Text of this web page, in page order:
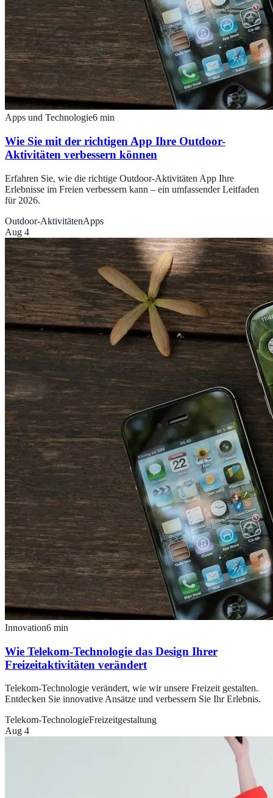
Apps und Technologie6 min
Wie Sie mit der richtigen App Ihre Outdoor-
Aktivitäten verbessern können
Erfahren Sie, wie die richtige Outdoor-Aktivitäten App Ihre
Erlebnisse im Freien verbessern kann – ein umfassender Leitfaden
für 2026.
Outdoor-AktivitätenApps
Aug 4
Innovation6 min
Wie Telekom-Technologie das Design Ihrer
Freizeitaktivitäten verändert
Telekom-Technologie verändert, wie wir unsere Freizeit gestalten.
Entdecken Sie innovative Ansätze und verbessern Sie Ihr Erlebnis.
Telekom-TechnologieFreizeitgestaltung
Aug 4